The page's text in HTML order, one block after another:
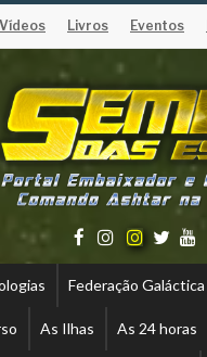
Vídeos Livros Eventos
Federação Galáctica
As Ilhas As 24 horas